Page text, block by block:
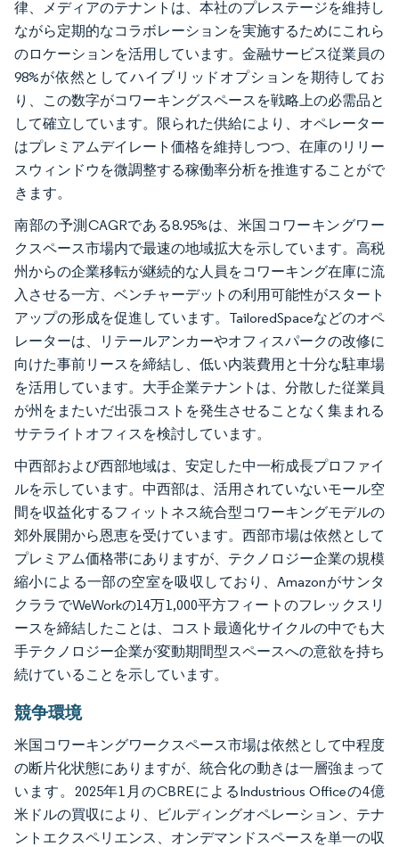
律、メディアのテナントは、本社のプレステージを維持し
ながら定期的なコラボレーションを実施するためにこれら
のロケーションを活用しています。金融サービス従業員の
98%が依然としてハイブリッドオプションを期待してお
り、この数字がコワーキングスペースを戦略上の必需品と
して確立しています。限られた供給により、オペレーター
はプレミアムデイレート価格を維持しつつ、在庫のリリー
スウィンドウを微調整する稼働率分析を推進することがで
きます。
南部の予測CAGRである8.95%は、米国コワーキングワー
クスペース市場内で最速の地域拡大を示しています。高税
州からの企業移転が継続的な人員をコワーキング在庫に流
入させる一方、ベンチャーデットの利用可能性がスタート
アップの形成を促進しています。TailoredSpaceなどのオペ
レーターは、リテールアンカーやオフィスパークの改修に
向けた事前リースを締結し、低い内装費用と十分な駐車場
を活用しています。大手企業テナントは、分散した従業員
が州をまたいだ出張コストを発生させることなく集まれる
サテライトオフィスを検討しています。
中西部および西部地域は、安定した中一桁成長プロファイ
ルを示しています。中西部は、活用されていないモール空
間を収益化するフィットネス統合型コワーキングモデルの
郊外展開から恩恵を受けています。西部市場は依然として
プレミアム価格帯にありますが、テクノロジー企業の規模
縮小による一部の空室を吸収しており、Amazonがサンタ
クララでWeWorkの14万1,000平方フィートのフレックスリ
ースを締結したことは、コスト最適化サイクルの中でも大
手テクノロジー企業が変動期間型スペースへの意欲を持ち
続けていることを示しています。
競争環境
米国コワーキングワークスペース市場は依然として中程度
の断片化状態にありますが、統合化の動きは一層強まって
います。2025年1月のCBREによるIndustrious Officeの4億
米ドルの買収により、ビルディングオペレーション、テナ
ントエクスペリエンス、オンデマンドスペースを単一の収